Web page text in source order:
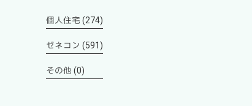
個人住宅 (274)
ゼネコン (591)
その他 (0)